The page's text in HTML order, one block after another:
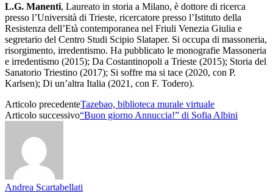
L.G. Manenti, Laureato in storia a Milano, è dottore di ricerca
presso l’Università di Trieste, ricercatore presso l’Istituto della
Resistenza dell’Età contemporanea nel Friuli Venezia Giulia e
segretario del Centro Studi Scipio Slataper. Si occupa di massoneria,
risorgimento, irredentismo. Ha pubblicato le monografie Massoneria
e irredentismo (2015); Da Costantinopoli a Trieste (2015); Storia del
Sanatorio Triestino (2017); Si soffre ma si tace (2020, con P.
Karlsen); Di un’altra Italia (2021, con F. Todero).
Articolo precedenteTazebao, biblioteca murale virtuale
Articolo successivo“Buon giorno Annuccia!” di Sofia Albini
Andrea Scartabellati